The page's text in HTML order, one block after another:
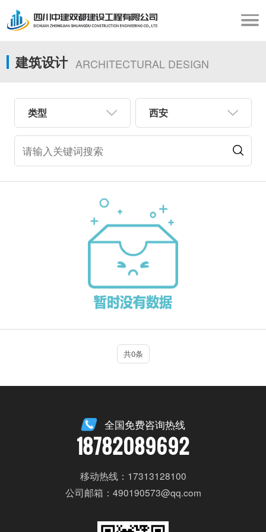
建筑设计 ARCHITECTURAL DESIGN
类型 西安
共0条
全国免费咨询热线
18782089692
移动热线：17313128100
公司邮箱：490190573@qq.com